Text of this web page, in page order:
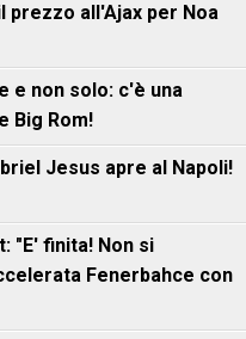
prezzo all'Ajax per Noa
e non solo: c'è una
Big Rom!
Jesus apre al Napoli!
"E' finita! Non si
Fenerbahce con